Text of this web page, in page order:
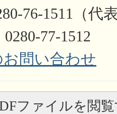
76-1511（代
77-1512
問い合わせ
ファイルを閲